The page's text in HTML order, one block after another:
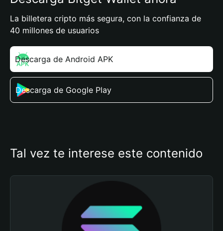
La billetera cripto más segura, con la confianza de
40 millones de usuarios
Descarga de Android APK
Descarga de Google Play
Tal vez te interese este contenido